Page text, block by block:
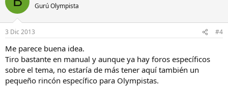
Gurú Olympista
3 Dic 2013 #4
Me parece buena idea.
Tiro bastante en manual y aunque ya hay foros específicos
sobre el tema, no estaría de más tener aquí también un
pequeño rincón específico para Olympistas.